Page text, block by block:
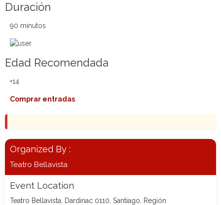
Duración
90 minutos
Edad Recomendada
+14
Comprar entradas
Organized By :
Teatro Bellavista
Event Location
Teatro Bellavista, Dardinac 0110, Santiago, Región